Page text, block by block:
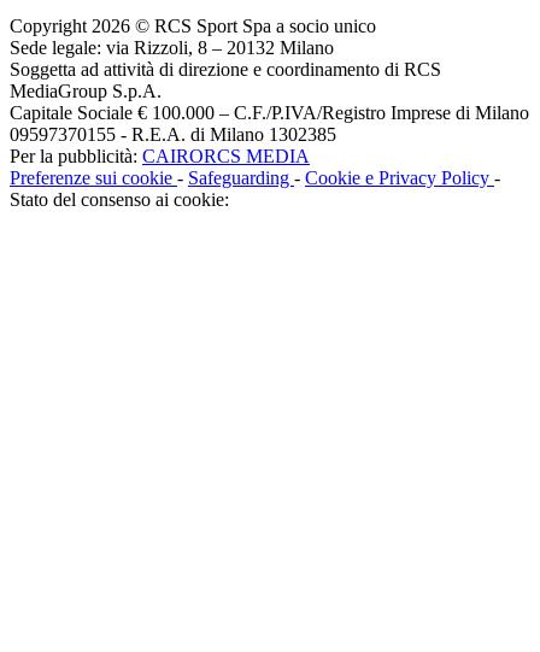
Copyright 2026 © RCS Sport Spa a socio unico
Sede legale: via Rizzoli, 8 – 20132 Milano
Soggetta ad attività di direzione e coordinamento di RCS
MediaGroup S.p.A.
Capitale Sociale € 100.000 – C.F./P.IVA/Registro Imprese di Milano
09597370155 - R.E.A. di Milano 1302385
Per la pubblicità: CAIRORCS MEDIA
Preferenze sui cookie - Safeguarding - Cookie e Privacy Policy -
Stato del consenso ai cookie: